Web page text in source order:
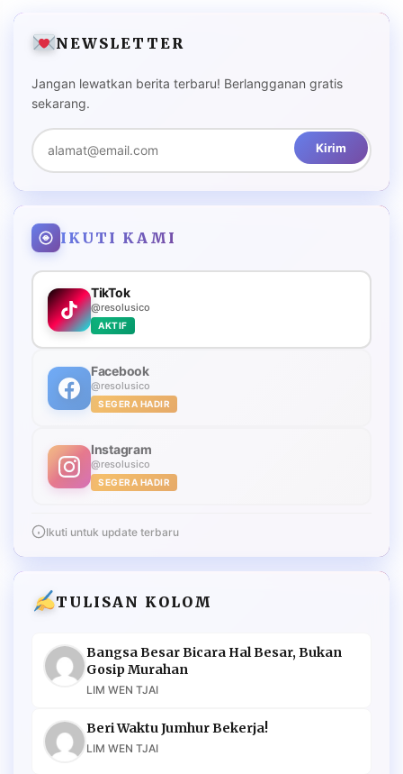
NEWSLETTER
Jangan lewatkan berita terbaru! Berlangganan gratis
sekarang.
Kirim
IKUTI KAMI
TikTok
@resolusico
AKTIF
Facebook
@resolusico
SEGERA HADIR
Instagram
@resolusico
SEGERA HADIR
Ikuti untuk update terbaru
TULISAN KOLOM
Bangsa Besar Bicara Hal Besar, Bukan
Gosip Murahan
LIM WEN TJAI
Beri Waktu Jumhur Bekerja!
LIM WEN TJAI